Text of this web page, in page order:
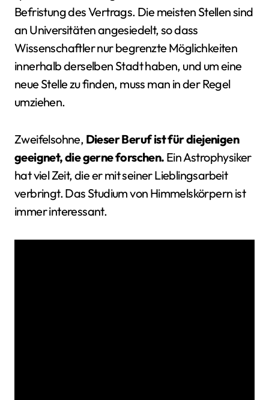
Befristung des Vertrags. Die meisten Stellen sind
an Universitäten angesiedelt, so dass
Wissenschaftler nur begrenzte Möglichkeiten
innerhalb derselben Stadt haben, und um eine
neue Stelle zu finden, muss man in der Regel
umziehen.
Zweifelsohne, Dieser Beruf ist für diejenigen
geeignet, die gerne forschen. Ein Astrophysiker
hat viel Zeit, die er mit seiner Lieblingsarbeit
verbringt. Das Studium von Himmelskörpern ist
immer interessant.